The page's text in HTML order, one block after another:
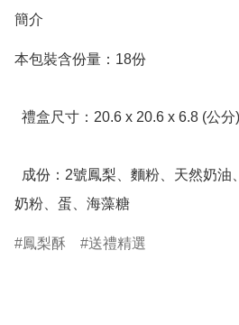
簡介
本包裝含份量：18份
奶粉、蛋、海藻糖
鳳梨酥 送禮精選